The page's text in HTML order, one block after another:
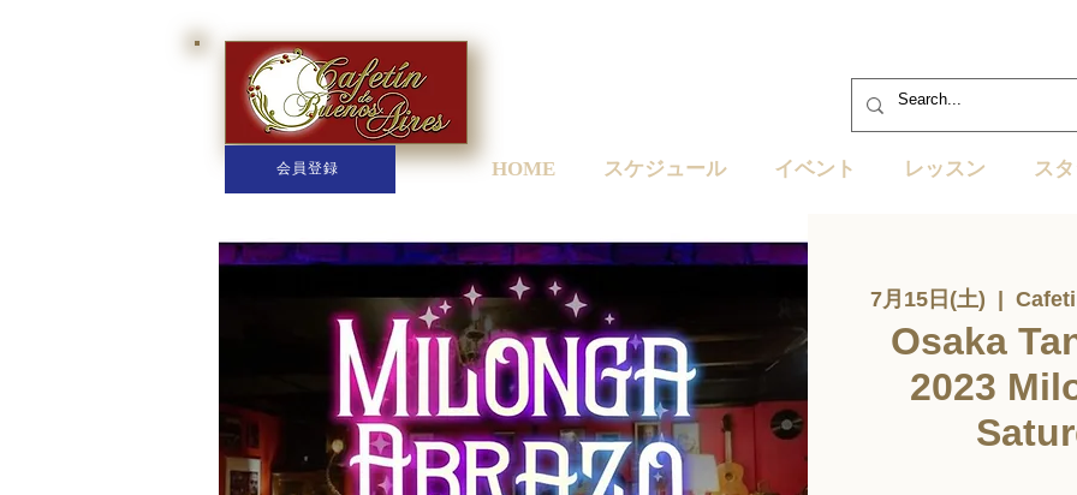
会員登録 HOME スケジュール イベント レッスン ス
7月15日(土)
  |
Osaka
2023